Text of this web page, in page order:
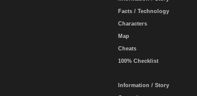
Facts / Technology
Characters
Map
Cheats
100% Checklist
Information / Story